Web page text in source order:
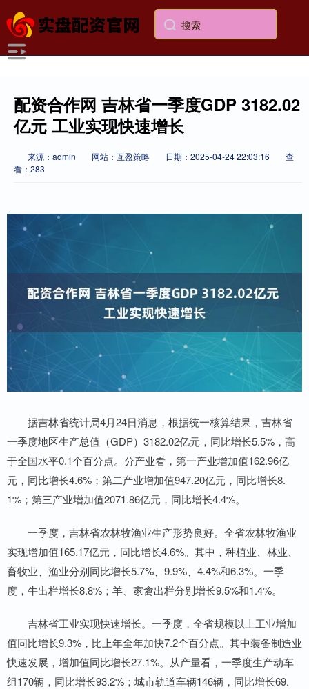
配资合作网 吉林省一季度GDP 3182.02
亿元 工业实现快速增长
来源：admin 网站：互盈策略 日期：2025-04-24 22:03:16
查
看：283
据吉林省统计局4月24日消息，根据统一核算结果，吉林省
一季度地区生产总值（GDP）3182.02亿元，同比增长5.5%，高
于全国水平0.1个百分点。分产业看，第一产业增加值162.96亿
元，同比增长4.6%；第二产业增加值947.20亿元，同比增长8.
1%；第三产业增加值2071.86亿元，同比增长4.4%。
一季度，吉林省农林牧渔业生产形势良好。全省农林牧渔业
实现增加值165.17亿元，同比增长4.6%。其中，种植业、林业、
畜牧业、渔业分别同比增长5.7%、9.9%、4.4%和6.3%。一季
度，牛出栏增长8.8%；羊、家禽出栏分别增长9.5%和1.4%。
吉林省工业实现快速增长。一季度，全省规模以上工业增加
值同比增长9.3%，比上年全年加快7.2个百分点。其中装备制造业
快速发展，增加值同比增长27.1%。从产量看，一季度生产动车
组170辆，同比增长93.2%；城市轨道车辆146辆，同比增长69.